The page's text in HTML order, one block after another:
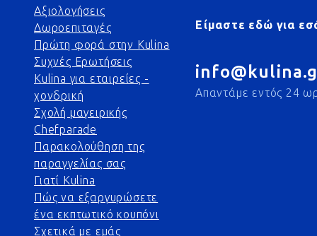
Αξιολογήσεις
Δωροεπιταγές
Πρώτη φορά στην Kulina
Συχνές Ερωτήσεις
Kulina για εταιρείες -
χονδρική
Σχολή μαγειρικής
Chefparade
Παρακολούθηση της
παραγγελίας σας
Γιατί Kulina
Πώς να εξαργυρώσετε
ένα εκπτωτικό κουπόνι
Σχετικά με εμάς
Είμαστε εδώ για
Απαντάμε εντός 24